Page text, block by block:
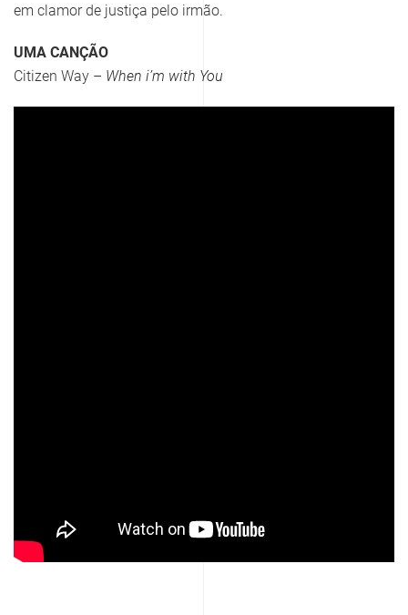
em clamor de justiça pelo irmão.
UMA CANÇÃO
Citizen Way – When i’m with You